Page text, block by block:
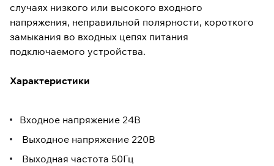
случаях низкого или высокого входного
напряжения, неправильной полярности, короткого
замыкания во входных цепях питания
подключаемого устройства.
Характеристики
Входное напряжение 24В
Выходное напряжение 220В
Выходная частота 50Гц